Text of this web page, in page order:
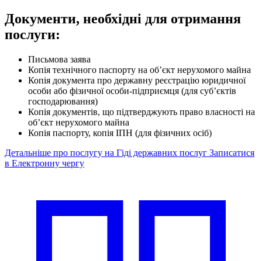
Документи, необхідні для отримання
послуги:
Письмова заява
Копія технічного паспорту на об’єкт нерухомого майна
Копія документа про державну реєстрацію юридичної
особи або фізичної особи-підприємця (для суб’єктів
господарювання)
Копія документів, що підтверджують право власності на
об’єкт нерухомого майна
Копія паспорту, копія ІПН (для фізичних осіб)
Детальніше про послугу на Гіді державних послуг Записатися
в Електронну чергу